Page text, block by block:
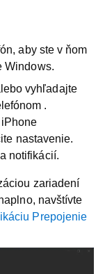
aby ste v ňom
Windows.
vyhľadajte
.
nastavenie.
notifikácií.
zariadení
navštívte
Prepojenie